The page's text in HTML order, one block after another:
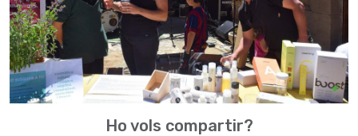
Ho vols compartir?